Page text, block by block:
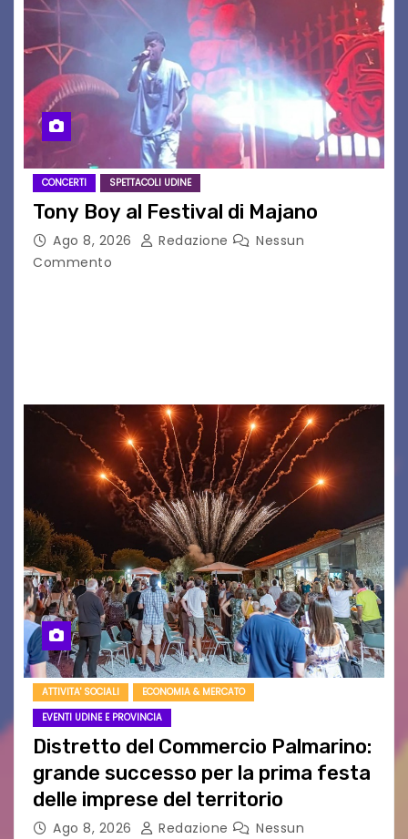
CONCERTI SPETTACOLI UDINE
Tony Boy al Festival di Majano
Ago 8, 2026 Redazione
Nessun
Commento
ATTIVITA' SOCIALI
ECONOMIA & MERCATO
EVENTI UDINE E PROVINCIA
Distretto del Commercio Palmarino:
grande successo per la prima festa
delle imprese del territorio
Ago 8, 2026 Redazione
Nessun